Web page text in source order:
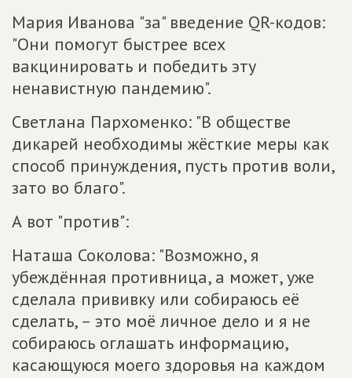
Мария Иванова "за" введение QR-кодов:
"Они помогут быстрее всех
вакцинировать и победить эту
ненавистную пандемию".
Светлана Пархоменко: "В обществе
дикарей необходимы жёсткие меры как
способ принуждения, пусть против воли,
зато во благо".
А вот "против":
Наташа Соколова: "Возможно, я
убеждённая противница, а может, уже
сделала прививку или собираюсь её
сделать, – это моё личное дело и я не
собираюсь оглашать информацию,
касающуюся моего здоровья на каждом